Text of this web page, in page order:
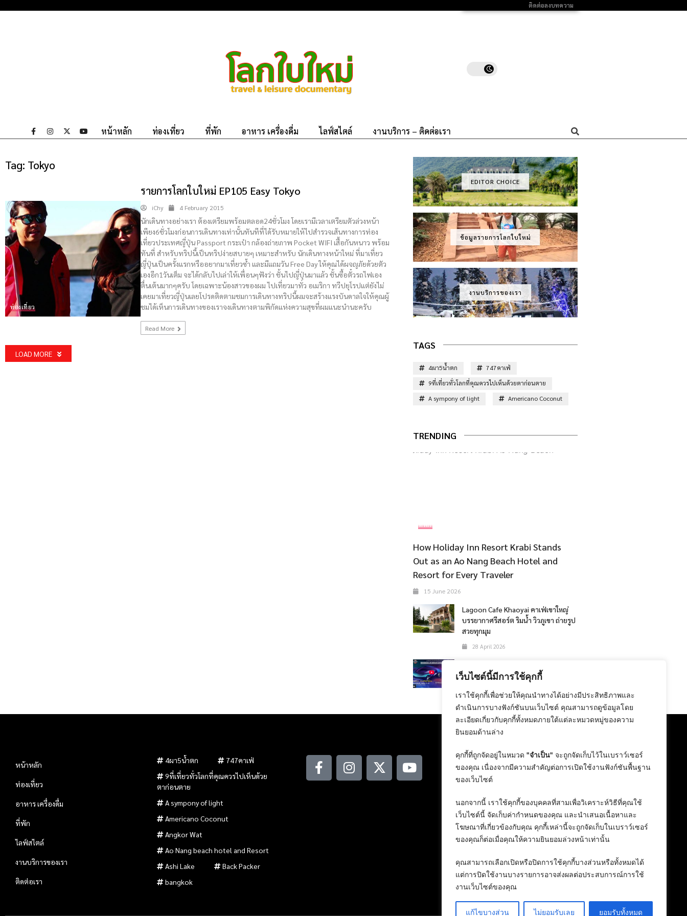
เว็บไซต์นี้มีการใช้คุกกี้
เราใช้คุกกี้เพื่อช่วยให้คุณนำทางได้อย่างมีประสิทธิภาพและ
ดำเนินการบางฟังก์ชันบนเว็บไซต์ คุณสามารถดูข้อมูลโดย
ละเอียดเกี่ยวกับคุกกี้ทั้งหมดภายใต้แต่ละหมวดหมู่ของความ
ยินยอมด้านล่าง
คุกกี้ที่ถูกจัดอยู่ในหมวด "จำเป็น" จะถูกจัดเก็บไว้ในเบราว์เซอร์
ของคุณ เนื่องจากมีความสำคัญต่อการเปิดใช้งานฟังก์ชันพื้นฐาน
ของเว็บไซต์
นอกจากนี้ เราใช้คุกกี้ของบุคคลที่สามเพื่อวิเคราะห์วิธีที่คุณใช้
เว็บไซต์นี้ จัดเก็บค่ากำหนดของคุณ และนำเสนอเนื้อหาและ
โฆษณาที่เกี่ยวข้องกับคุณ คุกกี้เหล่านี้จะถูกจัดเก็บในเบราว์เซอร์
ของคุณก็ต่อเมื่อคุณให้ความยินยอมล่วงหน้าเท่านั้น
คุณสามารถเลือกเปิดหรือปิดการใช้คุกกี้บางส่วนหรือทั้งหมดได้
แต่การปิดใช้งานบางรายการอาจส่งผลต่อประสบการณ์การใช้
งานเว็บไซต์ของคุณ
แก้ไขบางส่วน ไม่ยอมรับเลย ยอมรับทั้งหมด
ติดต่อลงบทความ
หน้าหลัก ท่องเที่ยว ที่พัก อาหาร เครื่องดื่ม ไลฟ์สไตล์ งานบริการ – ติดต่อเรา
Tag: Tokyo
ท่องเที่ยว
รายการโลกใบใหม่ EP105 Easy Tokyo
iChy 4 February 2015
นักเดินทางอย่างเรา ต้องเตรียมพร้อมตลอด24ชั่วโมง โดยเรามีเวลาเตรียมตัวล่วงหน้า
เพียง6ชั่วโมงก่อนการเดินทางเท่านั้นทันทีที่ได้รับหมายให้ไปสำรวจเส้นทางการท่อง
เที่ยวประเทศญี่ปุ่น Passport กระเป๋า กล้องถ่ายภาพ Pocket WIFI เสื้อกันหนาว พร้อม
ทันที่ สำหรับทริปนี้เป็นทริปง่ายสบายๆ เหมาะสำหรับ นักเดินทางหน้าใหม่ ที่มาเที่ยว
ญี่ปุ่นเป็นครั้งแรกหรืออยากมาเที่ยวซ้ำ และมีแถมวัน Free Day ให้คุณได้ผจญภัยด้วยตัว
เองอีก1วันเต็ม จะได้กลับไปเล่าให้เพื่อนๆฟังว่า ชั้นไปญี่ปุ่นมาแล้ว ชั้นซื้อตั๋วรถไฟเอง
ตื่นเต้นมากๆครับ โดยเฉพาะน้องสาวของผม ไปเที่ยวมาทั่ว อเมริกา ทวีปยุโรปแต่ยังไม่
เคยมาเที่ยวญี่ปุ่นเลยโปรดติดตามชมการเดินทางทริปนี้ผมจะสร้างแรงบันดาลใจให้คุณผู้
ชมได้เห็นการเดินทางของเราจงเดินทางตามพิกัดแห่งความสุขที่ผมแนะนำนะครับ
Read More
LOAD MORE
EDITOR CHOICE
ข้อมูลรายการโลกใบใหม่
งานบริการของเรา
TAGS
4ผา5น้ำตก
747คาเฟ่
9ที่เที่ยวทั่วโลกที่คุณควรไปเห็นด้วยตาก่อนตาย
A sympony of light
Americano Coconut
TRENDING
ที่พัก
How Holiday Inn Resort Krabi Stands
Out as an Ao Nang Beach Hotel and
Resort for Every Traveler
15 June 2026
Lagoon Cafe Khaoyai คาเฟ่เขาใหญ่
บรรยากาศรีสอร์ต ริมน้ำ วิวภูเขา ถ่ายรูป
สวยทุกมุม
28 April 2026
Motor Show 2026
24 February 2026
หน้าหลัก
ท่องเที่ยว
อาหาร เครื่องดื่ม
ที่พัก
ไลฟ์สไตล์
งานบริการของเรา
ติดต่อเรา
4ผา5น้ำตก
747คาเฟ่
9ที่เที่ยวทั่วโลกที่คุณควรไปเห็นด้วย
ตาก่อนตาย
A sympony of light
Americano Coconut
Angkor Wat
Ao Nang beach hotel and Resort
Ashi Lake
Back Packer
bangkok